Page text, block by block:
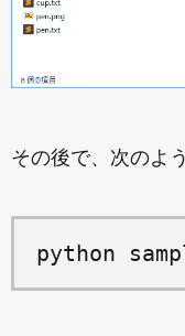
その後で、次のよ
python